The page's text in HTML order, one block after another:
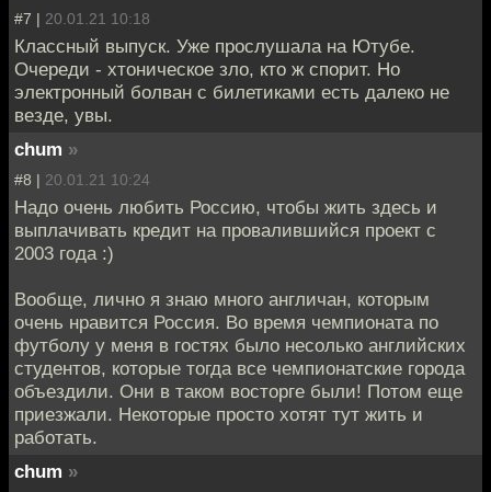
#7 | 20.01.21 10:18
Классный выпуск. Уже прослушала на Ютубе.
Очереди - хтоническое зло, кто ж спорит. Но
электронный болван с билетиками есть далеко не
везде, увы.
chum »
#8 | 20.01.21 10:24
Надо очень любить Россию, чтобы жить здесь и
выплачивать кредит на провалившийся проект с
2003 года :)
Вообще, лично я знаю много англичан, которым
очень нравится Россия. Во время чемпионата по
футболу у меня в гостях было несолько английских
студентов, которые тогда все чемпионатские города
объездили. Они в таком восторге были! Потом еще
приезжали. Некоторые просто хотят тут жить и
работать.
chum »